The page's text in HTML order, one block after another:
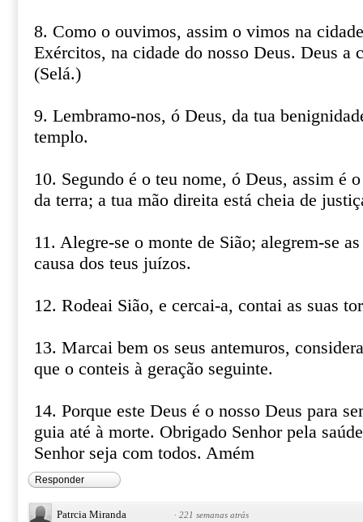
8. Como o ouvimos, assim o vimos na
Exércitos, na cidade do nosso Deus. Deus a
(Selá.)
9. Lembramo-nos, ó Deus, da tua
templo.
10. Segundo é o teu nome, ó Deus, assim é
da terra; a tua mão direita está cheia de
11. Alegre-se o monte de Sião; alegrem-se
causa dos teus juízos.
12. Rodeai Sião, e cercai-a, contai as suas
13. Marcai bem os seus antemuros,
que o conteis à geração seguinte.
14. Porque este Deus é o nosso Deus para
guia até à morte. Obrigado Senhor pela
Senhor seja com todos. Amém
Responder
Patrcia Miranda · 221 semanas atrás